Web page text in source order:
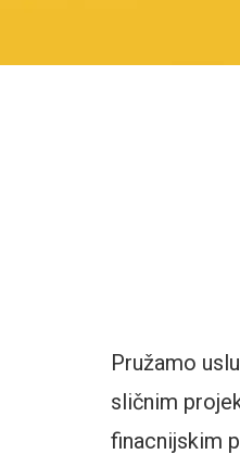
Pružamo
sličnim
finacnijskim